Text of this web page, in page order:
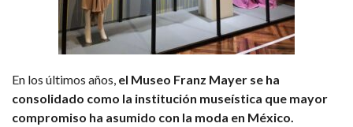
En los últimos años, el Museo Franz Mayer se ha
consolidado como la institución museística que mayor
compromiso ha asumido con la moda en México.